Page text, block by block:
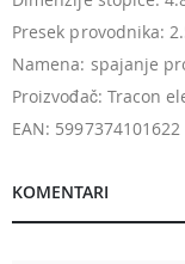
Presek provodnika:
Namena: spajanje
Proizvođač: Tracon
EAN: 5997374101622
KOMENTARI